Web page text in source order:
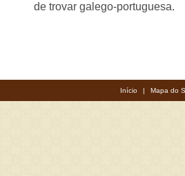
de trovar galego-portuguesa.
Início | Mapa do